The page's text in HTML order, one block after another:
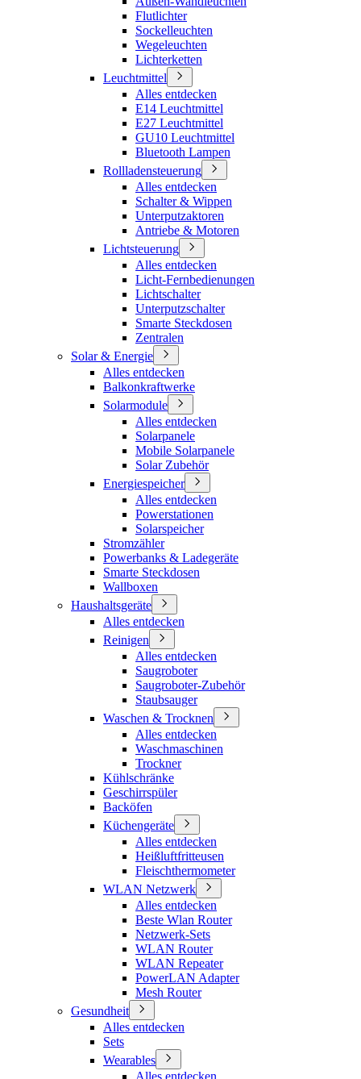
Flutlichter
Sockelleuchten
Wegeleuchten
Lichterketten
Leuchtmittel
Alles entdecken
E14 Leuchtmittel
E27 Leuchtmittel
GU10 Leuchtmittel
Bluetooth Lampen
Rollladensteuerung
Alles entdecken
Schalter & Wippen
Unterputzaktoren
Antriebe & Motoren
Lichtsteuerung
Alles entdecken
Licht-Fernbedienungen
Lichtschalter
Unterputzschalter
Smarte Steckdosen
Zentralen
Solar & Energie
Alles entdecken
Balkonkraftwerke
Solarmodule
Alles entdecken
Solarpanele
Mobile Solarpanele
Solar Zubehör
Energiespeicher
Alles entdecken
Powerstationen
Solarspeicher
Stromzähler
Powerbanks & Ladegeräte
Smarte Steckdosen
Wallboxen
Haushaltsgeräte
Alles entdecken
Reinigen
Alles entdecken
Saugroboter
Saugroboter-Zubehör
Staubsauger
Waschen & Trocknen
Alles entdecken
Waschmaschinen
Trockner
Kühlschränke
Geschirrspüler
Backöfen
Küchengeräte
Alles entdecken
Heißluftfritteusen
Fleischthermometer
WLAN Netzwerk
Alles entdecken
Beste Wlan Router
Netzwerk-Sets
WLAN Router
WLAN Repeater
PowerLAN Adapter
Mesh Router
Gesundheit
Alles entdecken
Sets
Wearables
Alles entdecken